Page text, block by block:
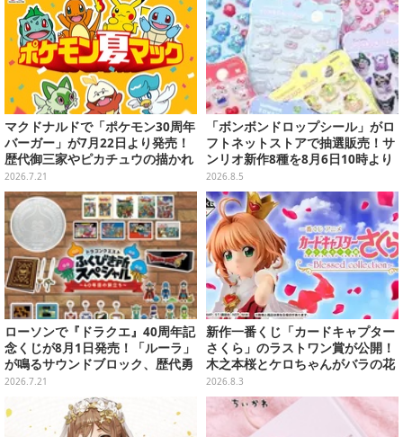
マクドナルドで「ポケモン30周年
バーガー」が7月22日より発売！
歴代御三家やピカチュウの描かれ
たオリジナルパッケージが可愛い
2026.7.21
「ボンボンドロップシール」がロ
フトネットストアで抽選販売！サ
ンリオ新作8種を8月6日10時より
受付開始
2026.8.5
ローソンで『ドラクエ』40周年記
念くじが8月1日発売！「ルーラ」
が鳴るサウンドブロック、歴代勇
者＆スライムのフィギュアなど、
シリーズを振り返る景品盛りだく
さん
2026.7.21
新作一番くじ「カードキャプター
さくら」のラストワン賞が公開！
木之本桜とケロちゃんがバラの花
びらに包まれている姿で立体化
2026.8.3